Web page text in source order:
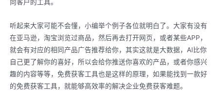
向客户的工具。
听起来大家可能不会懂，小编举个例子各位就明白了。大家有没有
在亚马逊，淘宝浏览过商品，然后再去打开网页，或者某些APP，
就会有对应的相同产品广告推荐给你，其实这就是大数据，AI比你
自己更了解你的喜好，所以会给你推送你喜欢的产品，或者你感兴
趣的内容等等，免费获客工具也是这样的原理，如果能找到一款好
的免费获客工具，就能够高效率的解决企业免费获客难题。